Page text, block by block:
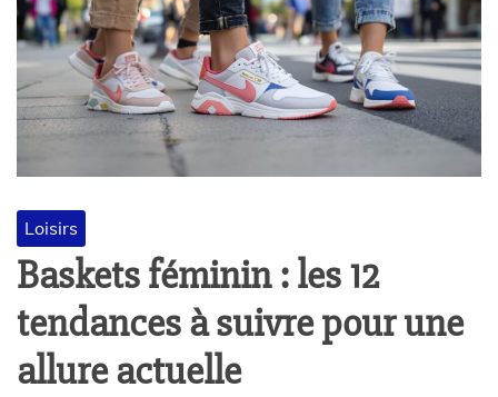
Loisirs
Baskets féminin : les 12
tendances à suivre pour une
allure actuelle